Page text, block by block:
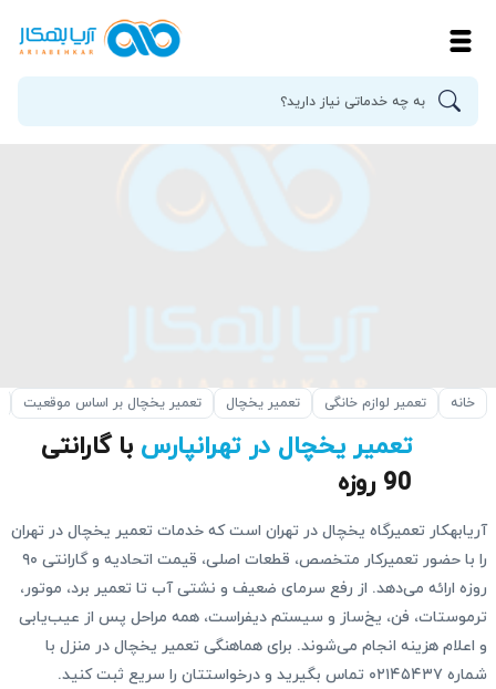
خانه تعمیر لوازم خانگی تعمیر یخچال تعمیر یخچال بر اساس موقعیت
تعمیر یخچال در تهرانپارس با گارانتی
90 روزه
آریابهکار تعمیرگاه یخچال در تهران است که خدمات تعمیر یخچال در تهران
را با حضور تعمیرکار متخصص، قطعات اصلی، قیمت اتحادیه و گارانتی ۹۰
روزه ارائه می‌دهد. از رفع سرمای ضعیف و نشتی آب تا تعمیر برد، موتور،
ترموستات، فن، یخ‌ساز و سیستم دیفراست، همه مراحل پس از عیب‌یابی
و اعلام هزینه انجام می‌شوند. برای هماهنگی تعمیر یخچال در منزل با
شماره ۰۲۱۴۵۴۳۷ تماس بگیرید و درخواستتان را سریع ثبت کنید.